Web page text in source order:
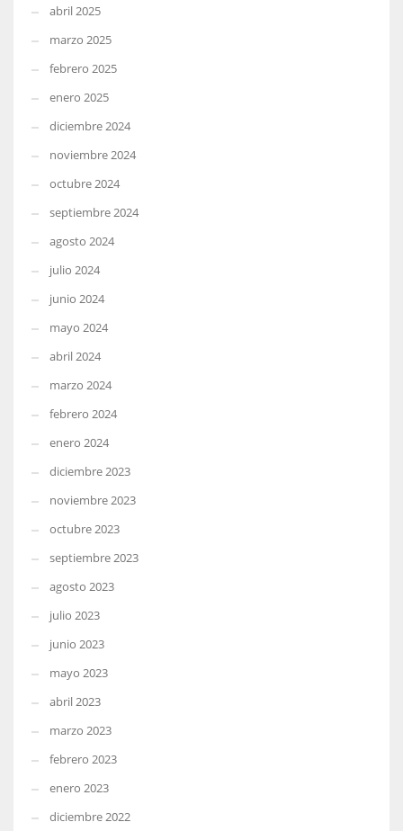
abril 2025
marzo 2025
febrero 2025
enero 2025
diciembre 2024
noviembre 2024
octubre 2024
septiembre 2024
agosto 2024
julio 2024
junio 2024
mayo 2024
abril 2024
marzo 2024
febrero 2024
enero 2024
diciembre 2023
noviembre 2023
octubre 2023
septiembre 2023
agosto 2023
julio 2023
junio 2023
mayo 2023
abril 2023
marzo 2023
febrero 2023
enero 2023
diciembre 2022